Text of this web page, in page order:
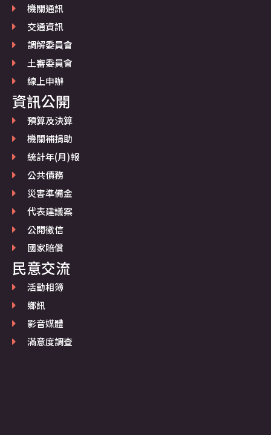
機關通訊
交通資訊
調解委員會
土審委員會
線上申辦
資訊公開
預算及決算
機關補捐助
統計年(月)報
公共債務
災害準備金
代表建議案
公開徵信
國家賠償
民意交流
活動相簿
鄉訊
影音媒體
滿意度調查